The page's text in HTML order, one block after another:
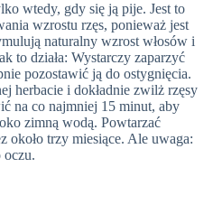
wtedy, gdy się ją pije. Jest to
wzrostu rzęs, ponieważ jest
naturalny wzrost włosów i
to działa: Wystarczy zaparzyć
pozostawić ją do ostygnięcia.
herbacie i dokładnie zwilż rzęsy
na co najmniej 15 minut, aby
oko zimną wodą. Powtarzać
około trzy miesiące. Ale uwaga:
oczu.